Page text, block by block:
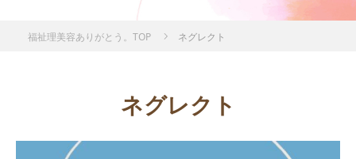
福祉理美容ありがとう。TOP ネグレクト
ネグレクト